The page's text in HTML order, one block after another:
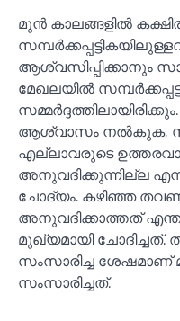
മുന്‍ കാലങ്ങളില്‍
ആശ്വസിപ്പിക്കാനും
മേഖലയില്‍
ആശ്വാസം നല്‍കുക,
എല്ലാവരുടെ
അനുവദിക്കുന്നില്ല
ചോദ്യം. കഴിഞ്ഞ
അനുവദിക്കാത്തത്
മുഖ്യമായി ചോദിച്ചത്.
സംസാരിച്ച ശേഷമാണ്
സംസാരിച്ചത്.